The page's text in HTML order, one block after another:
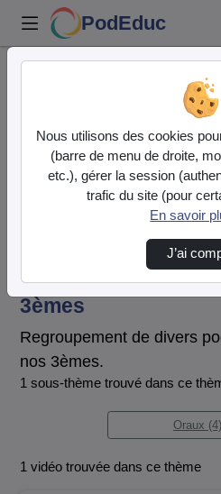
PodEduc
Ile-de-France - Collège Nicolas
sur Marne
3èmes
Ile-de-France -
Boileau -
Audio
3èmes
Regroupement de divers
nos 3èmes.
1 sous-thème trouvé dans ce
Oraux (4)
1 vidéo trouvée dans ce thème
Nous utilisons des cookies
(barre de menu de droite,
etc.), gérer la session
trafic du site (pour
En savoir
J’ai